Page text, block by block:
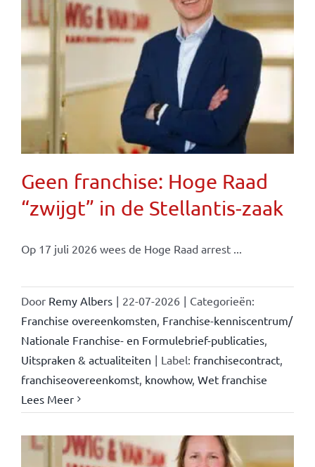
Geen franchise: Hoge Raad
“zwijgt” in de Stellantis-zaak
Op 17 juli 2026 wees de Hoge Raad arrest ...
Door Remy Albers | 22-07-2026 | Categorieën:
Franchise overeenkomsten, Franchise-kenniscentrum/
Nationale Franchise- en Formulebrief-publicaties,
Uitspraken & actualiteiten | Label: franchisecontract,
franchiseovereenkomst, knowhow, Wet franchise
Lees Meer